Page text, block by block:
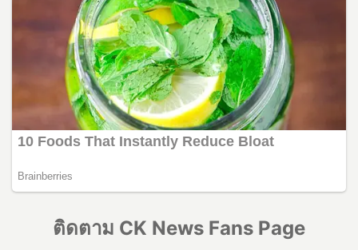
ติดตาม CK News Fans Page